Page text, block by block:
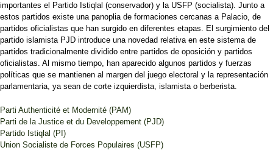
importantes el Partido Istiqlal (conservador) y la USFP (socialista). Junto a
estos partidos existe una panoplia de formaciones cercanas a Palacio, de
partidos oficialistas que han surgido en diferentes etapas. El surgimiento del
partido islamista PJD introduce una novedad relativa en este sistema de
partidos tradicionalmente dividido entre partidos de oposición y partidos
oficialistas. Al mismo tiempo, han aparecido algunos partidos y fuerzas
políticas que se mantienen al margen del juego electoral y la representación
parlamentaria, ya sean de corte izquierdista, islamista o berberista.
Parti Authenticité et Modernité (PAM)
Parti de la Justice et du Developpement (PJD)
Partido Istiqlal (PI)
Union Socialiste de Forces Populaires (USFP)